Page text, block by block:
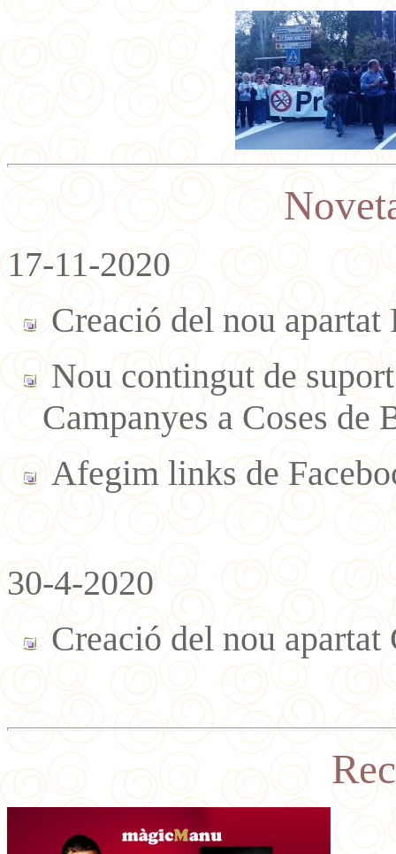
17-11-2020
Creació del nou
Nou contingut de
Campanyes a Coses de
Afegim links de
30-4-2020
Creació del nou apartat